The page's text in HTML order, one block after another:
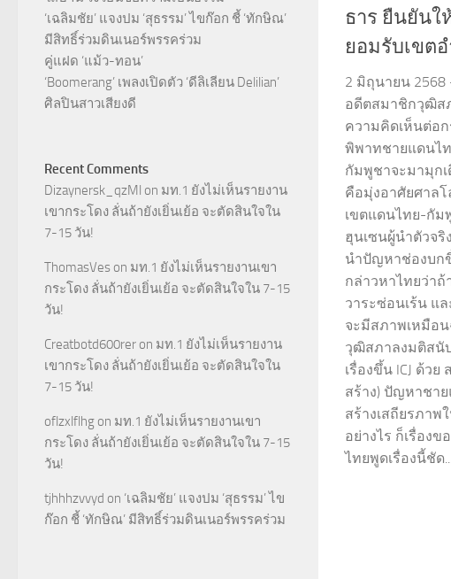
ธาร ยืนยันใ
ยอมรับเขต
2 มิถุนายน
อดีตสมาชิกวุฒิส
ความคิดเห็นต่อ
พิพาทชายแดนไ
กัมพูชาจะมามุก
คือมุ่งอาศัยศาลโ
เขตแดนไทย-กัม
ฮุนเซนผู้นำตัวจ
นำปัญหาช่องบก
กล่าวหาไทยว่าถ้
วาระซ่อนเร้น แ
จะมีสภาพเหมือ
วุฒิสภาลงมติสนั
เรื่องขึ้น ICJ ด้วย
สร้าง) ปัญหาชา
สร้างเสถียรภาพ
อย่างไร ก็เรื่อง
ไทยพูดเรื่องนี้ชัด
‘เฉลิมชัย’ แจงปม ‘สุธรรม’ ไขก๊อก ชี้ ‘ทักษิณ’
มีสิทธิ์ร่วมดินเนอร์พรรคร่วม
คู่แฝด ‘แม้ว-ทอน’
‘Boomerang’ เพลงเปิดตัว ‘ดีลิเลียน Delilian’
ศิลปินสาวเสียงดี
Recent Comments
Dizaynersk_qzMl on มท.1 ยังไม่เห็นรายงาน
เขากระโดง ลั่นถ้ายังเยิ่นเย้อ จะตัดสินใจใน
7-15 วัน!
ThomasVes on มท.1 ยังไม่เห็นรายงานเขา
กระโดง ลั่นถ้ายังเยิ่นเย้อ จะตัดสินใจใน 7-15
วัน!
Creatbotd600rer on มท.1 ยังไม่เห็นรายงาน
เขากระโดง ลั่นถ้ายังเยิ่นเย้อ จะตัดสินใจใน
7-15 วัน!
oflzxlflhg on มท.1 ยังไม่เห็นรายงานเขา
กระโดง ลั่นถ้ายังเยิ่นเย้อ จะตัดสินใจใน 7-15
วัน!
tjhhhzvvyd on ‘เฉลิมชัย’ แจงปม ‘สุธรรม’ ไข
ก๊อก ชี้ ‘ทักษิณ’ มีสิทธิ์ร่วมดินเนอร์พรรคร่วม